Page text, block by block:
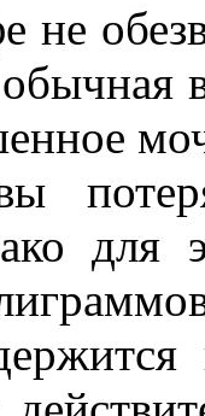
не
для